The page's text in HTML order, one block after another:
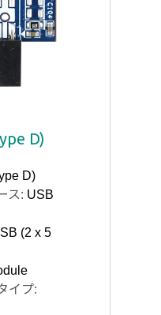
D)
D)
ス: USB
(2 x 5
イプ: